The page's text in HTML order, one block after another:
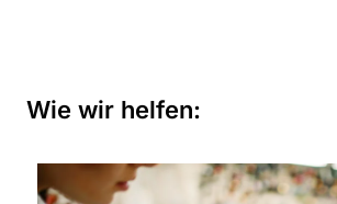
Wie wir helfen: